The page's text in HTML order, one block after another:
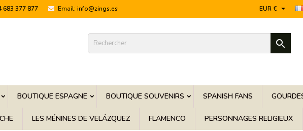
683 377 877 Email: info@zings.es EUR € 

BOUTIQUE ESPAGNE BOUTIQUE SOUVENIRS SPANISH FANS
LES MÉNINES DE VELÁZQUEZ FLAMENCO PERSONNAGES RELIGIEUX